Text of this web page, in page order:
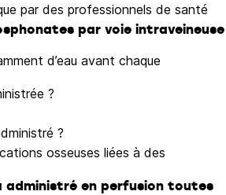
par des professionnels de santé
par voie intraveineuse
d’eau avant chaque
?
?
osseuses liées à des
administré en perfusion toutes